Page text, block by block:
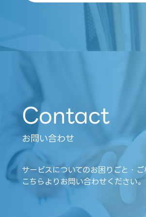
Contact
お問い合わせ
サービスについてのお困りごと・
こちらよりお問い合わせください。